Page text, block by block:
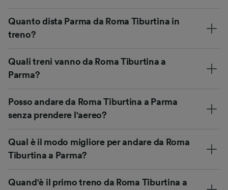
Quanto dista Parma da Roma Tiburtina in
treno?
Quali treni vanno da Roma Tiburtina a
Parma?
Posso andare da Roma Tiburtina a Parma
senza prendere l'aereo?
Qual è il modo migliore per andare da Roma
Tiburtina a Parma?
Quand'è il primo treno da Roma Tiburtina a